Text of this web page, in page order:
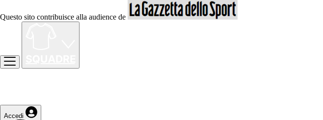
Questo sito contribuisce alla audience de
Accedi